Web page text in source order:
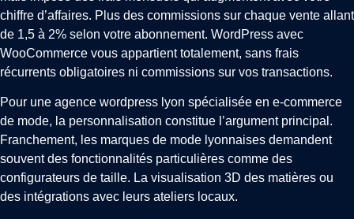
chiffre d’affaires. Plus des commissions sur chaque vente allant
de 1,5 à 2% selon votre abonnement. WordPress avec
WooCommerce vous appartient totalement, sans frais
récurrents obligatoires ni commissions sur vos transactions.
Pour une agence wordpress lyon spécialisée en e-commerce
de mode, la personnalisation constitue l’argument principal.
Franchement, les marques de mode lyonnaises demandent
souvent des fonctionnalités particulières comme des
configurateurs de taille. La visualisation 3D des matières ou
des intégrations avec leurs ateliers locaux.